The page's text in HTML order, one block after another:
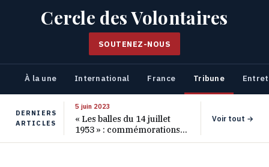
Cercle des Volontaires
SOUTENEZ-NOUS
À la une International France Tribune
DERNIERS
ARTICLES
5 juin 2023
« Les balles du 14 juillet
1953 » : commémorations
pour les 70 ans de ce
Voir tout →